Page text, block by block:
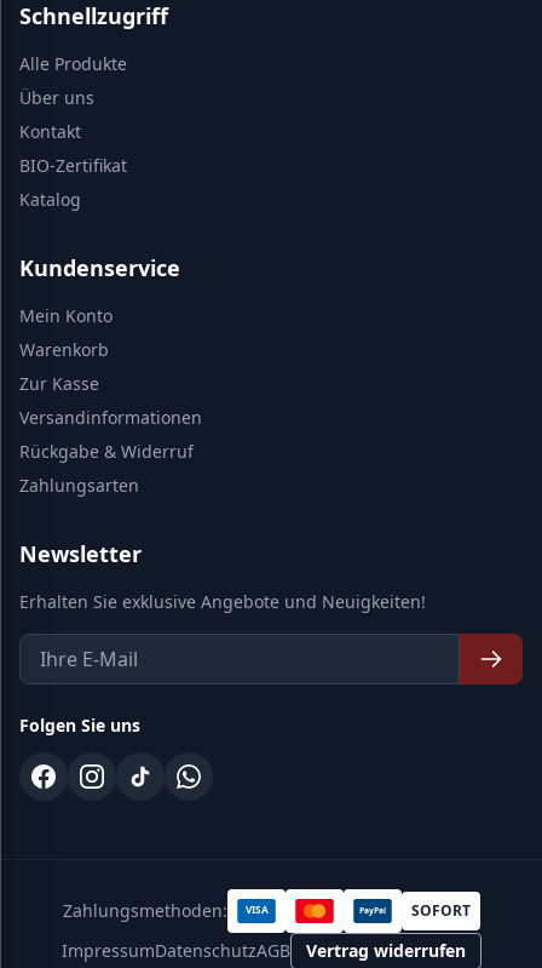
Schnellzugriff
Alle Produkte
Über uns
Kontakt
BIO-Zertifikat
Katalog
Kundenservice
Mein Konto
Warenkorb
Zur Kasse
Versandinformationen
Rückgabe & Widerruf
Zahlungsarten
Newsletter
Erhalten Sie exklusive Angebote und Neuigkeiten!
Folgen Sie uns
Zahlungsmethoden: VISA PayPal SOFORT
ImpressumDatenschutzAGB Vertrag widerrufen